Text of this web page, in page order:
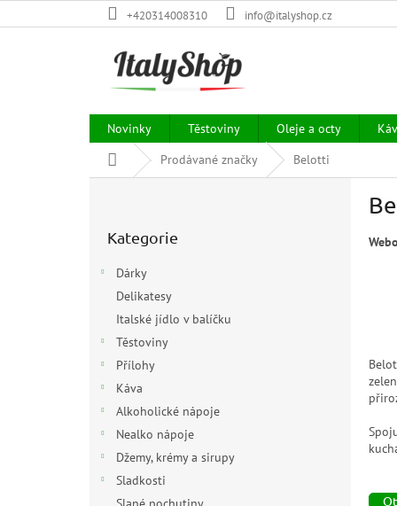
na
+420314008310 info@italyshop.cz
Novinky Těstoviny Oleje a octy
Domů
Prodávané značky Belotti
kategorie
Kategorie
Dárky
Delikatesy
Italské jídlo v balíčku
Těstoviny
Přílohy
Káva
Alkoholické nápoje
Nealko nápoje
Džemy, krémy a sirupy
Sladkosti